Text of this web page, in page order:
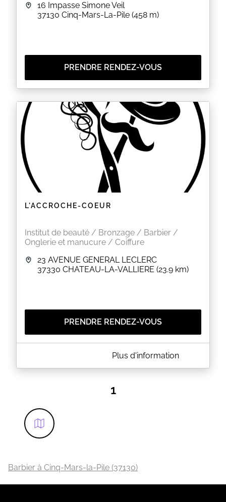
16 Impasse Simone Veil
37130 Cinq-Mars-La-Pile (458 m)
PRENDRE RENDEZ-VOUS
L'ACCROCHE-COEUR
Institut de beauté / Bronzage / Barbier /
Onglerie et manucure / Coiffure
23 AVENUE GENERAL LECLERC
37330 CHATEAU-LA-VALLIERE (23.9 km)
PRENDRE RENDEZ-VOUS
A PROPOS DE L'ACCROCHE-COEUR
Salon de coiffure mixte à Château-la-Vallière.
Plus d'information
1
Barbier à Cinq-Mars-la-Pile (37130)